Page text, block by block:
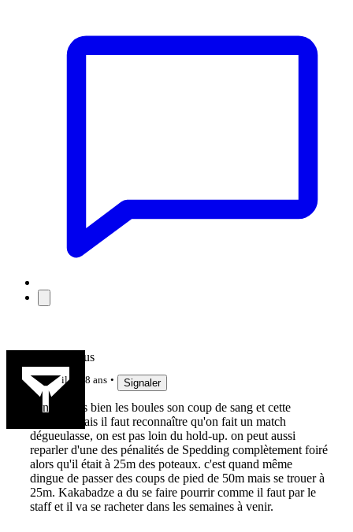
Tomdiabolus
il y a 8 ans Signaler
bon ça fous bien les boules son coup de sang et cette
pénalité, mais il faut reconnaître qu'on fait un match
dégueulasse, on est pas loin du hold-up. on peut aussi
reparler d'une des pénalités de Spedding complètement foiré
alors qu'il était à 25m des poteaux. c'est quand même
dingue de passer des coups de pied de 50m mais se trouer à
25m. Kakabadze a du se faire pourrir comme il faut par le
staff et il va se racheter dans les semaines à venir.